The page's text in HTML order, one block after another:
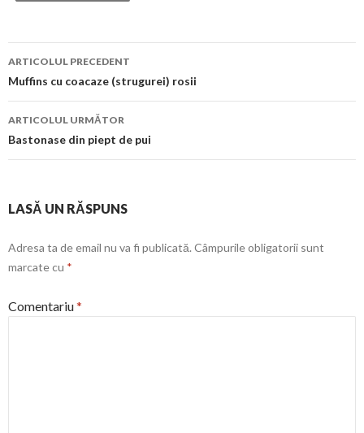
Navigare
în
articol
ARTICOLUL PRECEDENT
Muffins cu coacaze (strugurei) rosii
ARTICOLUL URMĂTOR
Bastonase din piept de pui
LASĂ UN RĂSPUNS
Adresa ta de email nu va fi publicată. Câmpurile obligatorii sunt
marcate cu *
Comentariu*